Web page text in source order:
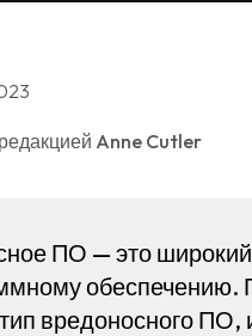
Anne Cutler
ПО — это
вредоносного ПО,